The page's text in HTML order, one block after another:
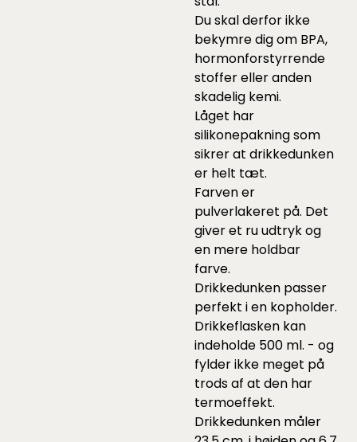
Du skal derfor ikke
bekymre dig om BPA,
hormonforstyrrende
stoffer eller anden
skadelig kemi.
Låget har
silikonepakning som
sikrer at drikkedunken
er helt tæt.
Farven er
pulverlakeret på. Det
giver et ru udtryk og
en mere holdbar
farve.
Drikkedunken passer
perfekt i en kopholder.
Drikkeflasken kan
indeholde 500 ml. - og
fylder ikke meget på
trods af at den har
termoeffekt.
Drikkedunken måler